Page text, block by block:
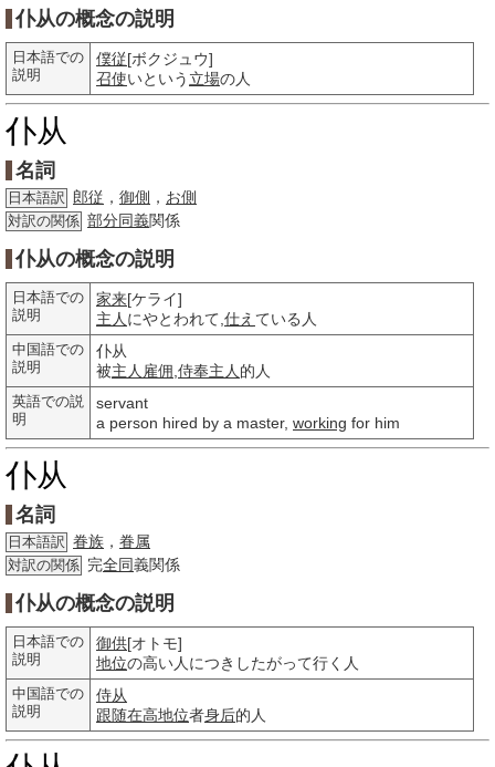
仆从の概念の説明
日本語での
説明
僕従[ボクジュウ]
召使いという 立場の人
仆从
名詞
日本語訳 郎従 ， 御側 ， お側
対訳の関係 部分同義関係
仆从の概念の説明
日本語での
説明
家来[ケライ]
主人 にやとわれて, 仕え ている人
中国語での
説明
仆从
被主人 雇佣 侍奉主人 的人
英語での説
明
servant
a person hired by a master, working for him
仆从
名詞
日本語訳 眷族 ， 眷属
対訳の関係 完全同義関係
仆从の概念の説明
日本語での
説明
御供[オトモ]
地位の高い人につきしたがって行く人
中国語での
説明
侍从
跟随在高地位者身后的人